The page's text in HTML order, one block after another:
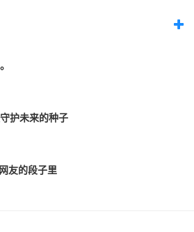
护未来的种子
友的段子里